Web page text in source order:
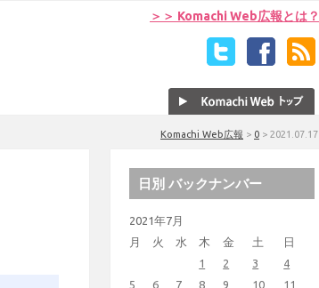
＞＞ Komachi Web広報とは？
Komachi Web広報 > 0 > 2021.07.17
日別 バックナンバー
2021年7月
月
火 水 木 金 土 日
1 2 3
4
5
6 7 8 9 10
11